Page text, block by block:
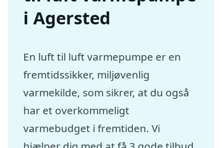
i Agersted
En luft til luft varmepumpe er en
fremtidssikker, miljøvenlig
varmekilde, som sikrer, at du også
har et overkommeligt
varmebudget i fremtiden. Vi